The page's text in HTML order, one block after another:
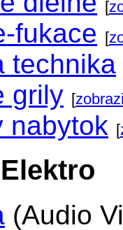
[
fukace [
technika
grily [
nabytok [
(Audio